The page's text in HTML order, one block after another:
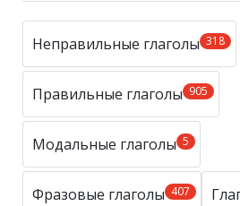
318
Неправильные глаголы
905
Правильные глаголы
5
Модальные глаголы
407
Фразовые глаголы